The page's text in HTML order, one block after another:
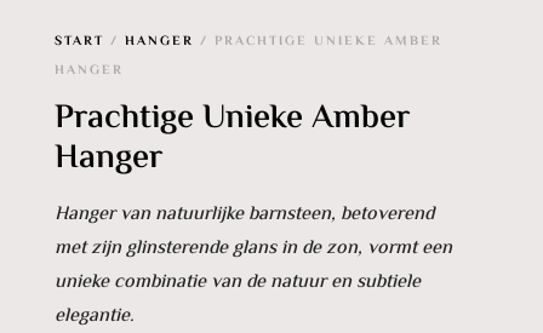
START / HANGER / PRACHTIGE UNIEKE AMBER
HANGER
Prachtige Unieke Amber
Hanger
Hanger van natuurlijke barnsteen, betoverend
met zijn glinsterende glans in de zon, vormt een
unieke combinatie van de natuur en subtiele
elegantie.